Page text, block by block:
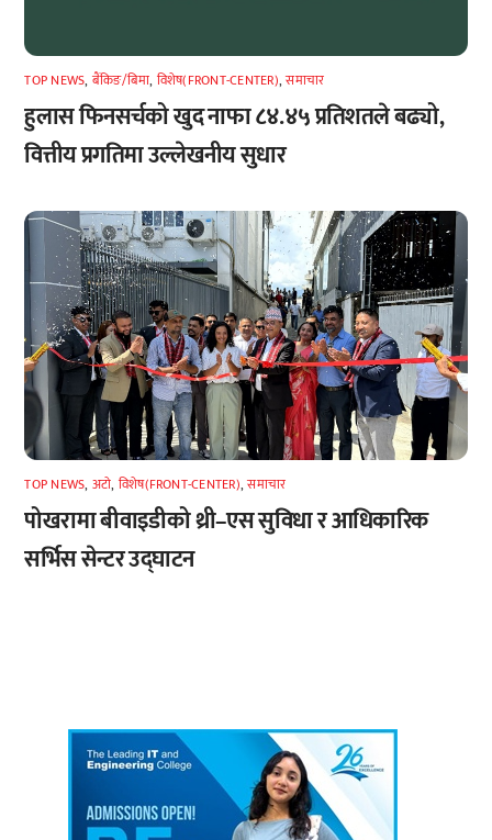
TOP NEWS, बैंकिङ/बिमा, विशेष(FRONT-CENTER),समाचार
हुलास फिनसर्चको खुद नाफा ८४.४५ प्रतिशतले बढ्यो,
वित्तीय प्रगतिमा उल्लेखनीय सुधार
TOP NEWS, अटाे, विशेष(FRONT-CENTER),समाचार
पोखरामा बीवाइडीको थ्री–एस सुविधा र आधिकारिक
सर्भिस सेन्टर उद्घाटन